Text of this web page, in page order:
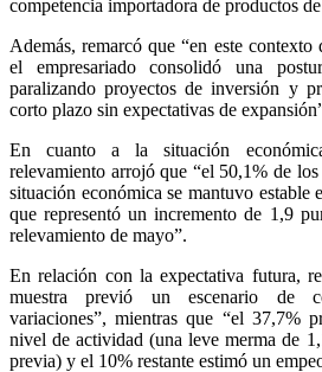
competencia importadora de productos
Además, remarcó que “en este contexto
el empresariado consolidó una
paralizando proyectos de inversión y
corto plazo sin expectativas de
En cuanto a la situación
relevamiento arrojó que “el 50,1% de los
situación económica se mantuvo estable
que representó un incremento de 1,9
relevamiento de mayo”.
En relación con la expectativa futura,
muestra previó un escenario de
variaciones”, mientras que “el 37,7%
nivel de actividad (una leve merma de
previa) y el 10% restante estimó un